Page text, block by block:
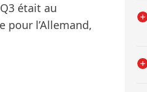
était au
pour l’Allemand,